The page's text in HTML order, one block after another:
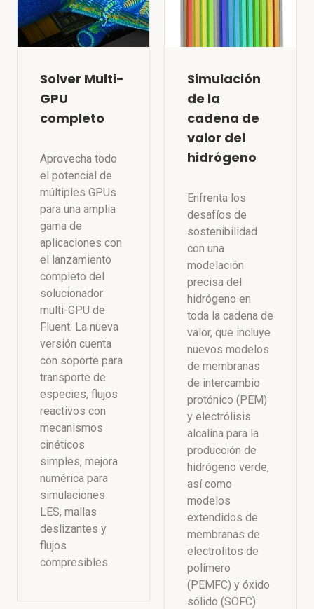
Solver Multi-
GPU
completo
Aprovecha todo
el potencial de
múltiples GPUs
para una amplia
gama de
aplicaciones con
el lanzamiento
completo del
solucionador
multi-GPU de
Fluent. La nueva
versión cuenta
con soporte para
transporte de
especies, flujos
reactivos con
mecanismos
cinéticos
simples, mejora
numérica para
simulaciones
LES, mallas
deslizantes y
flujos
compresibles.
Simulación
de la
cadena de
valor del
hidrógeno
Enfrenta los
desafíos de
sostenibilidad
con una
modelación
precisa del
hidrógeno en
toda la cadena de
valor, que incluye
nuevos modelos
de membranas
de intercambio
protónico (PEM)
y electrólisis
alcalina para la
producción de
hidrógeno verde,
así como
modelos
extendidos de
membranas de
electrolitos de
polímero
(PEMFC) y óxido
sólido (SOFC)